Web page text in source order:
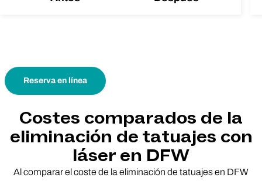
Reserva en línea
Costes comparados de la
eliminación de tatuajes con
láser en DFW
Al comparar el coste de la eliminación de tatuajes en DFW